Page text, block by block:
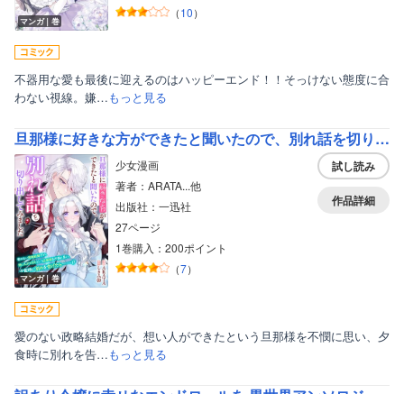
マンガ｜巻
（10）
不器用な愛も最後に迎えるのはハッピーエンド！！そっけない態度に合
わない視線。嫌…もっと見る
旦那様に好きな方ができたと聞いたので、別れ話を切り出してみました
マンガ｜巻
少女漫画
著者：ARATA...他
出版社：一迅社
27ページ
1巻購入：200ポイント
（7）
試し読み
作品詳細
愛のない政略結婚だが、想い人ができたという旦那様を不憫に思い、夕
食時に別れを告…もっと見る